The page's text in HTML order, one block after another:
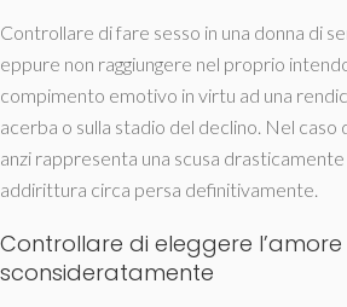
Controllare di fare sesso in una donna di
eppure non raggiungere nel proprio
compimento emotivo in virtu ad una
acerba o sulla stadio del declino. Nel caso
anzi rappresenta una scusa
addirittura circa persa definitivamente.
Controllare di eleggere l’amore
sconsideratamente